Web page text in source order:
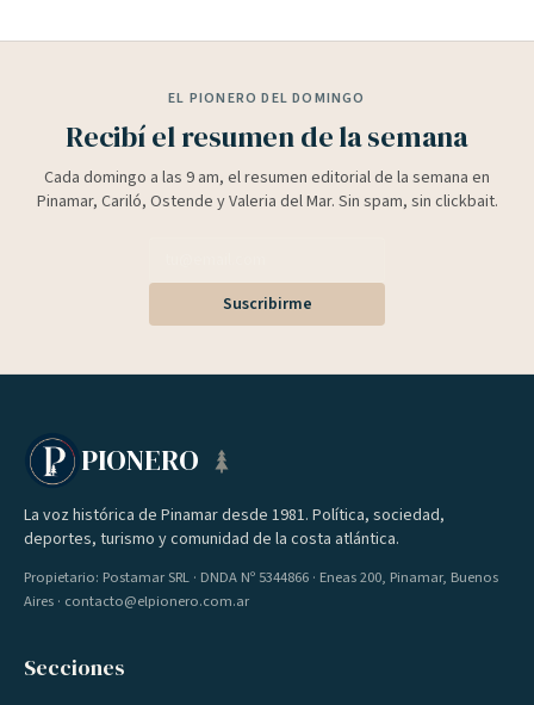
EL PIONERO DEL DOMINGO
Recibí el resumen de la semana
Cada domingo a las 9 am, el resumen editorial de la semana en
Pinamar, Cariló, Ostende y Valeria del Mar. Sin spam, sin clickbait.
Suscribirme
PIONERO
La voz histórica de Pinamar desde 1981. Política, sociedad,
deportes, turismo y comunidad de la costa atlántica.
Propietario: Postamar SRL · DNDA Nº 5344866 · Eneas 200, Pinamar, Buenos
Aires · contacto@elpionero.com.ar
Secciones